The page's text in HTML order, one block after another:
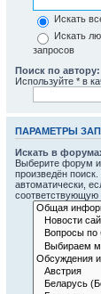
Искать
Искать
запросов
Поиск по автору:
Используйте * в
ПАРАМЕТРЫ
Искать в
Выберите форум
произведён
автоматически,
соответствующую